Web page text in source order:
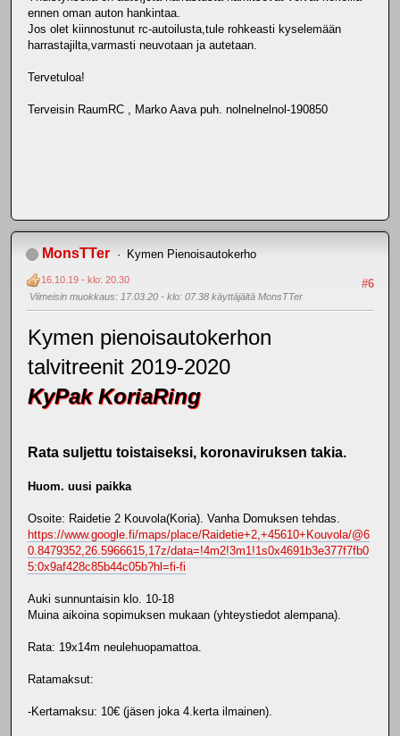
ennen oman auton hankintaa.
Jos olet kiinnostunut rc-autoilusta,tule rohkeasti kyselemään
harrastajilta,varmasti neuvotaan ja autetaan.
Tervetuloa!
Terveisin RaumRC , Marko Aava puh. nolnelnelnol-190850
MonsTTer Kymen Pienoisautokerho
#6
16.10.19 - klo: 20.30
Viimeisin muokkaus: 17.03.20 - klo: 07.38 käyttäjältä MonsTTer
Kymen pienoisautokerhon
talvitreenit 2019-2020
KyPak KoriaRing
Rata suljettu toistaiseksi, koronaviruksen takia.
Huom. uusi paikka
Osoite: Raidetie 2 Kouvola(Koria). Vanha Domuksen tehdas.
https://www.google.fi/maps/place/Raidetie+2,+45610+Kouvola/@6
0.8479352,26.5966615,17z/data=!4m2!3m1!1s0x4691b3e377f7fb0
5:0x9af428c85b44c05b?hl=fi-fi
Auki sunnuntaisin klo. 10-18
Muina aikoina sopimuksen mukaan (yhteystiedot alempana).
Rata: 19x14m neulehuopamattoa.
Ratamaksut:
-Kertamaksu: 10€ (jäsen joka 4.kerta ilmainen).